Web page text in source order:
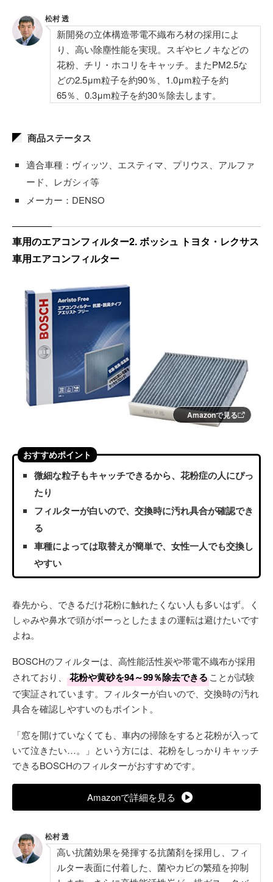
松村 透
新開発の立体構造帯電不織布ろ材の採用によ
り、高い除塵性能を実現。スギやヒノキなどの
花粉、チリ・ホコリをキャッチ。またPM2.5な
どの2.5μm粒子を約90％、1.0μm粒子を約
65％、0.3μm粒子を約30％除去します。
商品ステータス
適合車種：ヴィッツ、エスティマ、プリウス、アルファ
ード、レガシィ等
メーカー：DENSO
車用のエアコンフィルター2. ボッシュ トヨタ・レクサス
車用エアコンフィルター
Amazonで見る
おすすめポイント
微細な粒子もキャッチできるから、花粉症の人にぴっ
たり
フィルターが白いので、交換時に汚れ具合が確認でき
る
車種によっては取替えが簡単で、女性一人でも交換し
やすい
春先から、できるだけ花粉に触れたくない人も多いはず。く
しゃみや鼻水で頭がボーっとしたままの運転は避けたいです
よね。
BOSCHのフィルターは、高性能活性炭や帯電不織布が採用
されており、
花粉や黄砂を94～99％除去できることが試験
で実証されています。フィルターが白いので、交換時の汚れ
具合を確認しやすいのもポイント。
「窓を開けていなくても、車内の掃除をすると花粉が入って
いて泣きたい…。」という方には、花粉をしっかりキャッチ
できるBOSCHのフィルターがおすすめです。
Amazonで詳細を見る
松村 透
高い抗菌効果を発揮する抗菌剤を採用し、フィ
ルター表面に付着した、菌やカビの繁殖を抑制